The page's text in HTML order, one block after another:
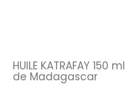
HUILE KATRAFAY 150 ml
de Madagascar